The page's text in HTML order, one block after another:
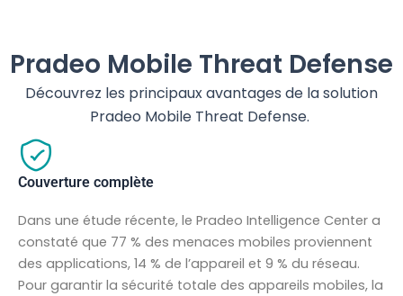
Pradeo Mobile Threat Defense
Découvrez les principaux avantages de la solution
Pradeo Mobile Threat Defense.
Couverture complète
Dans une étude récente, le Pradeo Intelligence Center a
constaté que 77 % des menaces mobiles proviennent
des applications, 14 % de l’appareil et 9 % du réseau.
Pour garantir la sécurité totale des appareils mobiles, la